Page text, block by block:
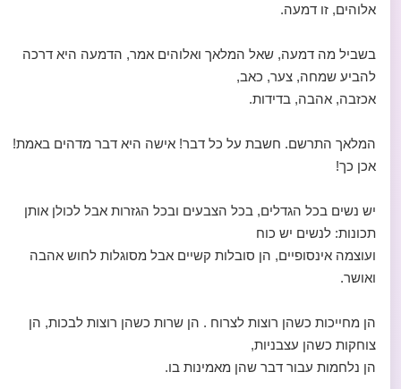
אלוהים, זו דמעה.
בשביל מה דמעה, שאל המלאך ואלוהים אמר, הדמעה היא דרכה
להביע שמחה, צער, כאב,
אכזבה, אהבה, בדידות.
המלאך התרשם. חשבת על כל דבר! אישה היא דבר מדהים באמת!
אכן כך!
יש נשים בכל הגדלים, בכל הצבעים ובכל הגזרות אבל לכולן אותן
תכונות: לנשים יש כוח
ועוצמה אינסופיים, הן סובלות קשיים אבל מסוגלות לחוש אהבה
ואושר.
הן מחייכות כשהן רוצות לצרוח . הן שרות כשהן רוצות לבכות, הן
צוחקות כשהן עצבניות,
הן נלחמות עבור דבר שהן מאמינות בו.